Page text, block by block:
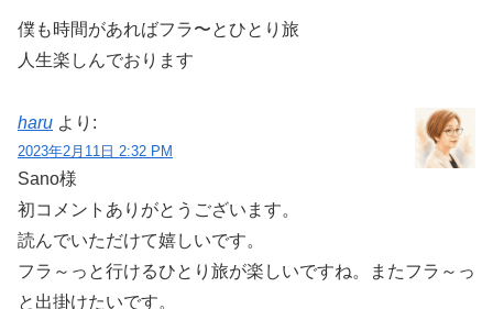
僕も時間があればフラ〜とひとり旅
人生楽しんでおります
haru より:
2023年2月11日 2:32 PM
Sano様
初コメントありがとうございます。
読んでいただけて嬉しいです。
フラ～っと行けるひとり旅が楽しいですね。またフラ～っ
と出掛けたいです。